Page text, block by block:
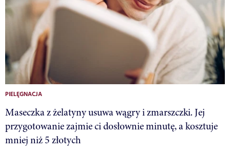
PIELĘGNACJA
Maseczka z żelatyny usuwa wągry i zmarszczki. Jej
przygotowanie zajmie ci dosłownie minutę, a kosztuje
mniej niż 5 złotych